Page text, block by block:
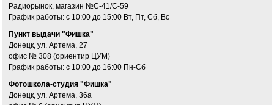
Радиорынок, магазин №С-41/С-59
График работы: c 10:00 до 15:00 Вт, Пт, Сб, Вс
Пункт выдачи "Фишка"
Донецк, ул. Артема, 27
офис № 308 (ориентир ЦУМ)
График работы: c 10:00 до 16:00 Пн-Сб
Фотошкола-студия "Фишка"
Донецк, ул. Артема, 36а